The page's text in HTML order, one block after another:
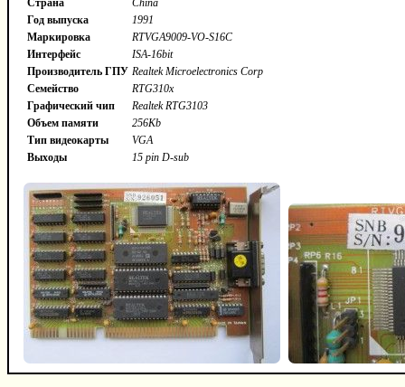
Страна
China
Год выпуска
1991
Маркировка
RTVGA9009-VO-S16C
Интерфейс
ISA-16bit
Производитель ГПУ Realtek Microelectronics Corp
Семейство
RTG310x
Графический чип
Realtek RTG3103
Объем памяти
256Kb
Тип видеокарты
VGA
Выходы
15 pin D-sub